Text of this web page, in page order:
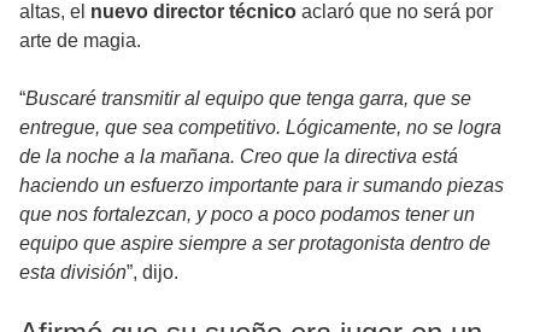
altas, el nuevo director técnico aclaró que no será por
arte de magia.
“Buscaré transmitir al equipo que tenga garra, que se
entregue, que sea competitivo. Lógicamente, no se logra
de la noche a la mañana. Creo que la directiva está
haciendo un esfuerzo importante para ir sumando piezas
que nos fortalezcan, y poco a poco podamos tener un
equipo que aspire siempre a ser protagonista dentro de
esta división”, dijo.